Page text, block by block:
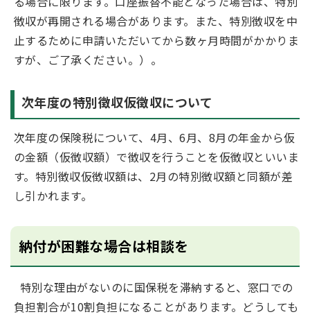
徴収が再開される場合があります。また、特別徴収を中
止するために申請いただいてから数ヶ月時間がかかりま
すが、ご了承ください。）。
次年度の特別徴収仮徴収について
次年度の保険税について、4月、6月、8月の年金から仮
の金額（仮徴収額）で徴収を行うことを仮徴収といいま
す。特別徴収仮徴収額は、2月の特別徴収額と同額が差
し引かれます。
納付が困難な場合は相談を
特別な理由がないのに国保税を滞納すると、窓口での
負担割合が10割負担になることがあります。どうしても